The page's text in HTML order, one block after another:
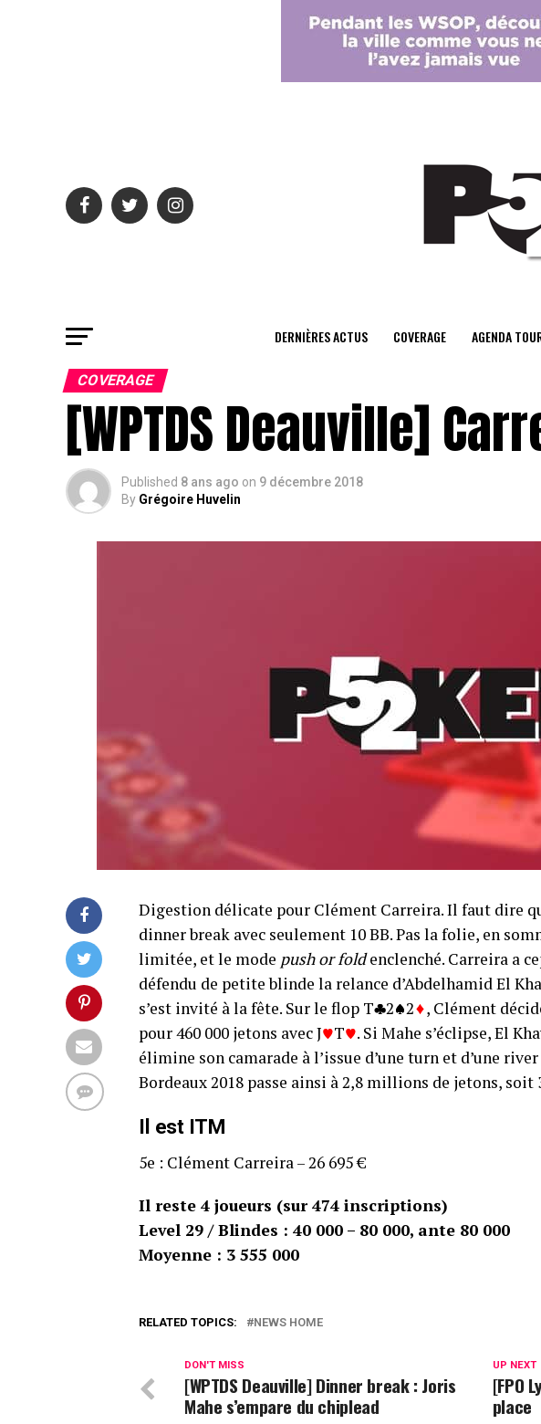
DERNIÈRES ACTUS COVERAGE AGENDA
COVERAGE
[WPTDS Deauville]
Published 8 ans ago on 9 décembre 2018
By Grégoire Huvelin
Digestion délicate pour Clément Carreira. Il faut dire
dinner break avec seulement 10 BB. Pas la folie, en
limitée, et le mode push or foldenclenché. Carreira a
défendu de petite blinde la relance d’Abdelhamid El
s’est invité à la fête. Sur le flop T
2 2
, Clément
pour 460 000 jetons avec J
T
. Si Mahe s’éclipse, El
élimine son camarade à l’issue d’une turn et d’une
Bordeaux 2018 passe ainsi à 2,8 millions de jetons, soit
Il est ITM
5e : Clément Carreira – 26 695 €
Il reste 4 joueurs (sur 474 inscriptions)
Level 29 / Blindes : 40 000 – 80 000, ante 80 000
Moyenne : 3 555 000
RELATED TOPICS: NEWS HOME
UP NEXT
[FPO
place
DON'T MISS
[WPTDS Deauville] Dinner break : Joris
Mahe s’empare du chiplead